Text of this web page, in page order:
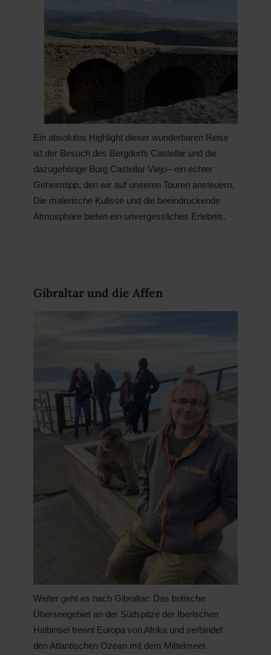
Ein absolutes Highlight dieser wunderbaren Reise
ist der Besuch des Bergdorfs Castellar und die
dazugehörige Burg Castellar Viejo– ein echter
Geheimtipp, den wir auf unseren Touren ansteuern.
Die malerische Kulisse und die beeindruckende
Atmosphäre bieten ein unvergessliches Erlebnis.
Gibraltar und die Affen
Weiter geht es nach Gibraltar: Das britische
Überseegebiet an der Südspitze der Iberischen
Halbinsel trennt Europa von Afrika und verbindet
den Atlantischen Ozean mit dem Mittelmeer.